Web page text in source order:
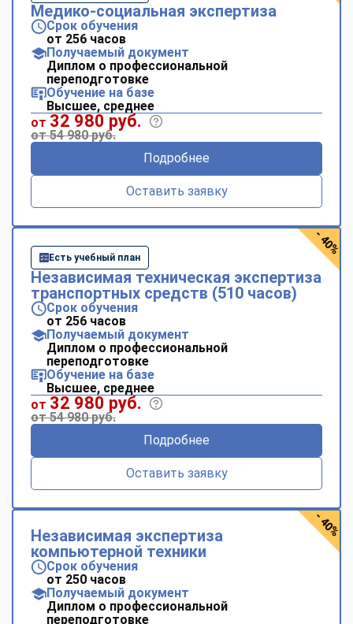
Медико-социальная экспертиза
Срок обучения
от 256 часов
Получаемый документ
Диплом о профессиональной
переподготовке
Обучение на базе
Высшее, среднее
от 32 980 руб.
от 54 980 руб.
Подробнее
Оставить заявку
Есть учебный план
Независимая техническая экспертиза
транспортных средств (510 часов)
Срок обучения
от 256 часов
Получаемый документ
Диплом о профессиональной
переподготовке
Обучение на базе
Высшее, среднее
от 32 980 руб.
от 54 980 руб.
Подробнее
Оставить заявку
- 40%
Независимая экспертиза
компьютерной техники
Срок обучения
от 250 часов
Получаемый документ
Диплом о профессиональной
переподготовке
- 40%